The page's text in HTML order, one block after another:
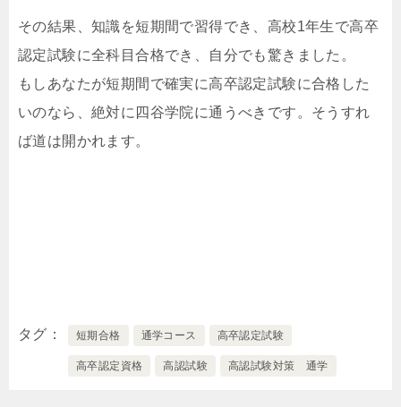
その結果、知識を短期間で習得でき、高校1年生で高卒
認定試験に全科目合格でき、自分でも驚きました。
もしあなたが短期間で確実に高卒認定試験に合格した
いのなら、絶対に四谷学院に通うべきです。そうすれ
ば道は開かれます。
タグ 短期合格 通学コース 高卒認定試験
高卒認定資格 高認試験 高認試験対策 通学